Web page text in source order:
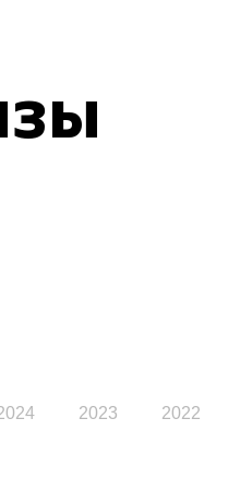
2023 2022